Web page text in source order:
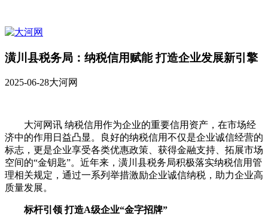
潢川县税务局：纳税信用赋能 打造企业发展新引擎
2025-06-28大河网
大河网讯 纳税信用作为企业的重要信用资产，在市场经
济中的作用日益凸显。良好的纳税信用不仅是企业诚信经营的
标志，更是企业享受各类优惠政策、获得金融支持、拓展市场
空间的“金钥匙”。近年来，潢川县税务局积极落实纳税信用管
理相关规定，通过一系列举措激励企业诚信纳税，助力企业高
质量发展。
标杆引领 打造A级企业“金字招牌”